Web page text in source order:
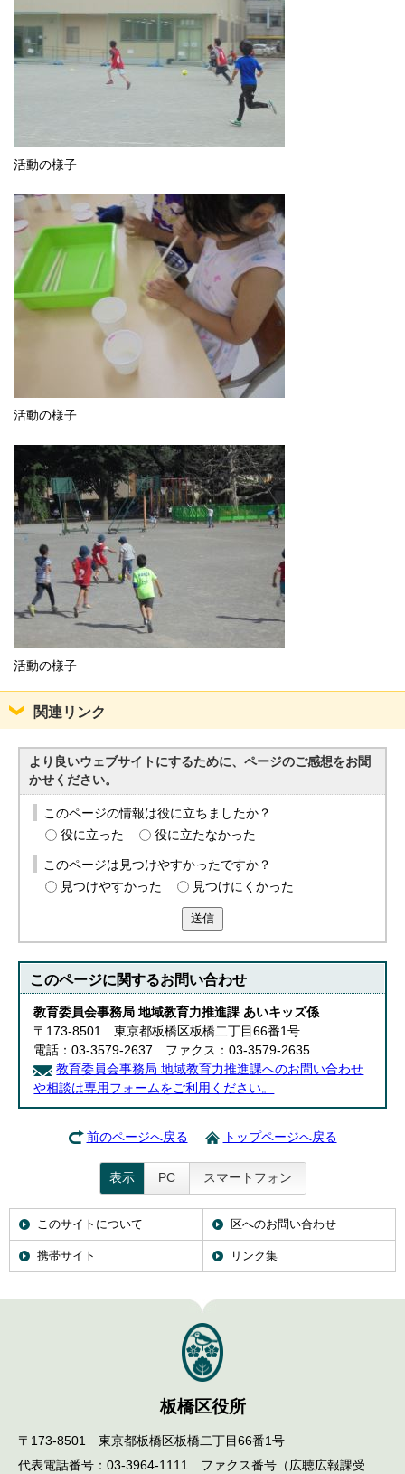
活動の様子
活動の様子
活動の様子
関連リンク
より良いウェブサイトにするために、ページのご感想をお聞
かせください。
このページの情報は役に立ちましたか？
役に立った
役に立たなかった
このページは見つけやすかったですか？
見つけやすかった
見つけにくかった
送信
このページに関するお問い合わせ
教育委員会事務局 地域教育力推進課 あいキッズ係
〒173-8501 東京都板橋区板橋二丁目66番1号
電話：03-3579-2637 ファクス：03-3579-2635
教育委員会事務局 地域教育力推進課へのお問い合わせ
や相談は専用フォームをご利用ください。
前のページへ戻る トップページへ戻る
表示 PC スマートフォン
このサイトについて 区へのお問い合わせ
携帯サイト リンク集
板橋区役所
〒173-8501 東京都板橋区板橋二丁目66番1号
代表電話番号：03-3964-1111 ファクス番号（広聴広報課受